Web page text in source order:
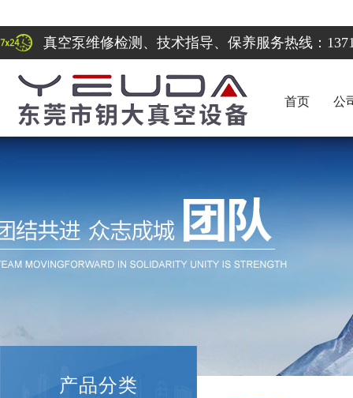
真空泵维修检测、技术指导、保养服务热线：
首页 公
产品分类